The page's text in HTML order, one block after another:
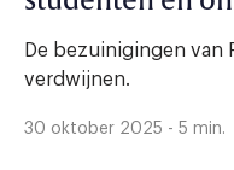
De bezuinigingen van
verdwijnen.
30 oktober 2025 - 5 min.